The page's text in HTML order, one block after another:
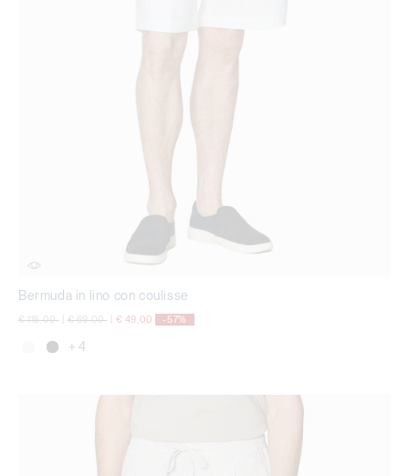
Bermuda in lino con coulisse
Price reduced from
€ 115,00to Price reduced from
€ 69,00to € 49,00 -57%
+ 4